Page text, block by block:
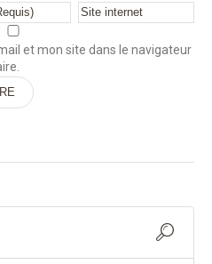
et mon site dans le navigateur